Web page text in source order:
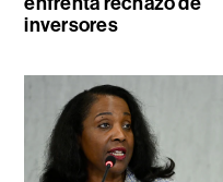
inversores